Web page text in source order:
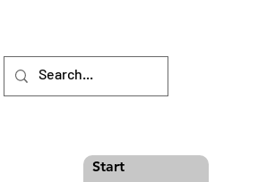
Start